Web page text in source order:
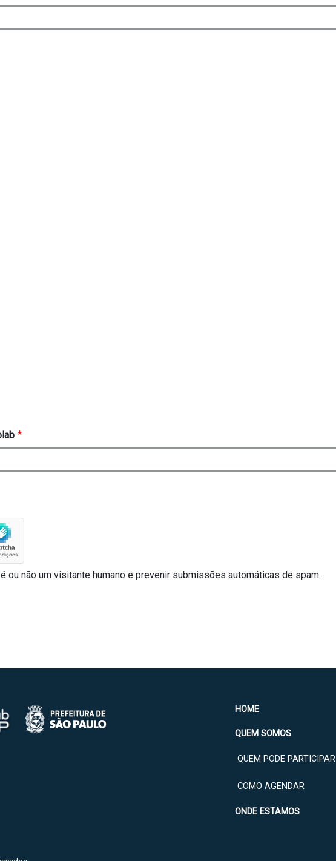
ou não um visitante humano e prevenir submissões automáticas de spam.
HOME
QUEM SOMOS
QUEM PODE PARTICIPAR
COMO AGENDAR
ONDE ESTAMOS